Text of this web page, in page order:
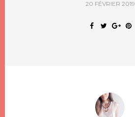
20 FÉVRIER 2019